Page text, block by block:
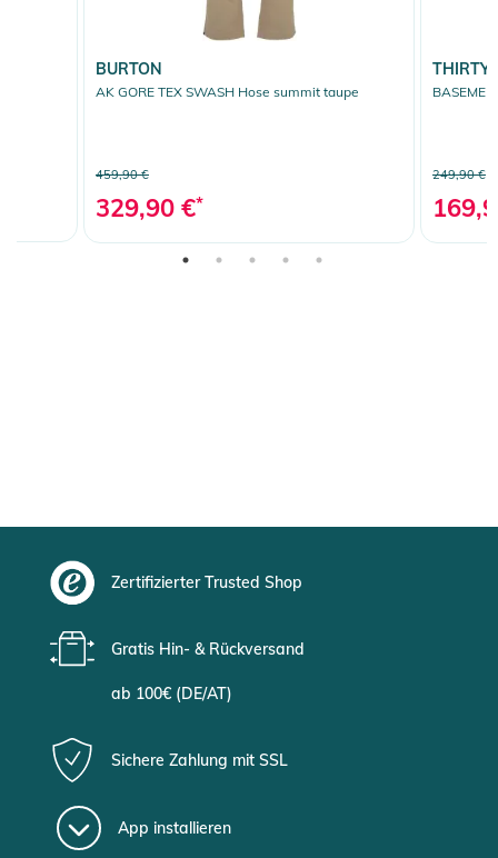
BURTON
AK GORE TEX SWASH Hose summit taupe
459,90 €
329,90 €*
249,90 €
Zertifizierter Trusted Shop
Gratis Hin- & Rückversand
ab 100€ (DE/AT)
Sichere Zahlung mit SSL
App installieren